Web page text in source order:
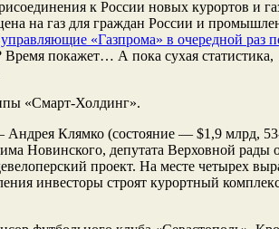
к России новых курортов и
на газ для граждан России и
управляющие «Газпрома» в очередной раз
покажет… А пока сухая статистика,
«Смарт-Холдинг».
Клямко (состояние — $1,9 млрд,
Новинского, депутата Верховной рады
проект. На месте четырех
инвесторы строят курортный